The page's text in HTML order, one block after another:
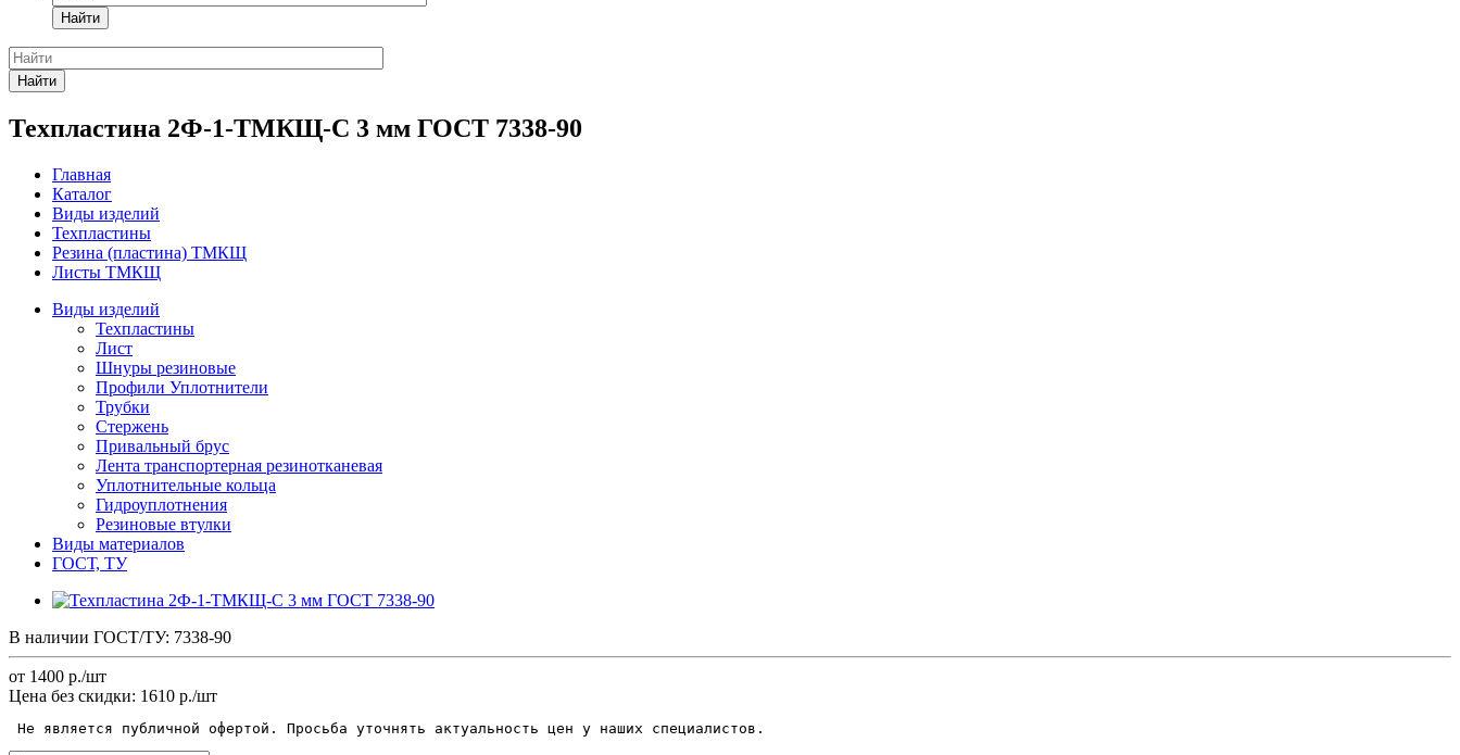
Найти
Найти
Техпластина 2Ф-1-ТМКЩ-С 3 мм ГОСТ 7338-90
Главная
Каталог
Виды изделий
Техпластины
Резина (пластина) ТМКЩ
Листы ТМКЩ
Виды изделий
Техпластины
Лист
Шнуры резиновые
Профили Уплотнители
Трубки
Стержень
Привальный брус
Лента транспортерная резинотканевая
Уплотнительные кольца
Гидроуплотнения
Резиновые втулки
Виды материалов
ГОСТ, ТУ
В наличии ГОСТ/ТУ: 7338-90
от 1400 р./шт
Цена без скидки: 1610 р./шт
Не является публичной офертой. Просьба уточнять актуальность цен у наших специалистов.